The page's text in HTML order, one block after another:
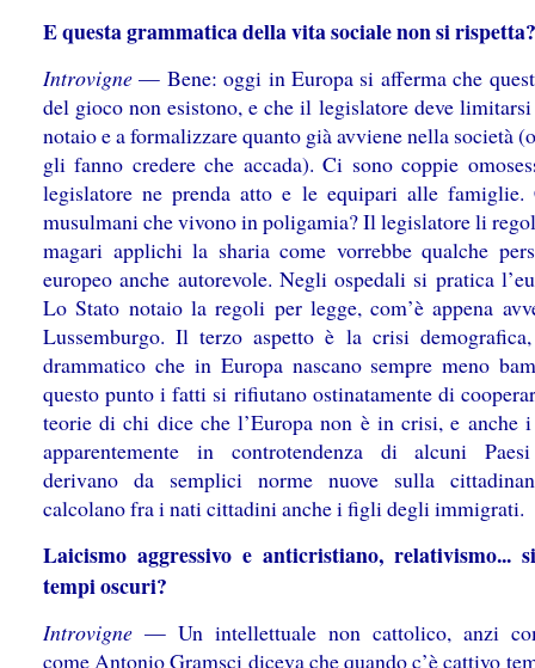
E questa grammatica della vita sociale non si rispetta?
Introvigne — Bene: oggi in Europa si afferma che
del gioco non esistono, e che il legislatore deve
notaio e a formalizzare quanto già avviene nella società
gli fanno credere che accada). Ci sono coppie
legislatore ne prenda atto e le equipari alle famiglie.
musulmani che vivono in poligamia? Il legislatore li
magari applichi la sharia come vorrebbe qualche
europeo anche autorevole. Negli ospedali si pratica
Lo Stato notaio la regoli per legge, com’è appena
Lussemburgo. Il terzo aspetto è la crisi
drammatico che in Europa nascano sempre meno
questo punto i fatti si rifiutano ostinatamente di
teorie di chi dice che l’Europa non è in crisi, e anche
apparentemente in controtendenza di alcuni
derivano da semplici norme nuove sulla
calcolano fra i nati cittadini anche i figli degli immigrati.
Laicismo aggressivo e anticristiano, relativismo...
tempi oscuri?
Introvigne — Un intellettuale non cattolico, anzi
come Antonio Gramsci diceva che quando c’è cattivo